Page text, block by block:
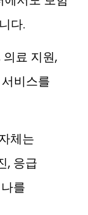
다.
료 지원,
비스를
체는
, 응급
를